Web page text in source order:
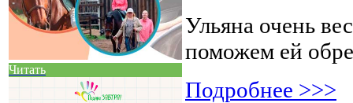
Читать
Ульяна очень
поможем ей
Подробнее >>>